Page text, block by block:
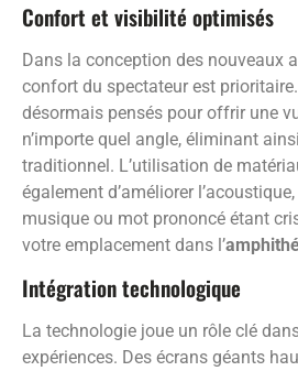
Confort et visibilité optimisés
Dans la conception des nouveaux
confort du spectateur est
désormais pensés pour offrir une
n’importe quel angle, éliminant
traditionnel. L’utilisation de
également d’améliorer
musique ou mot prononcé étant
votre emplacement dans l’
Intégration technologique
La technologie joue un rôle clé
expériences. Des écrans géants